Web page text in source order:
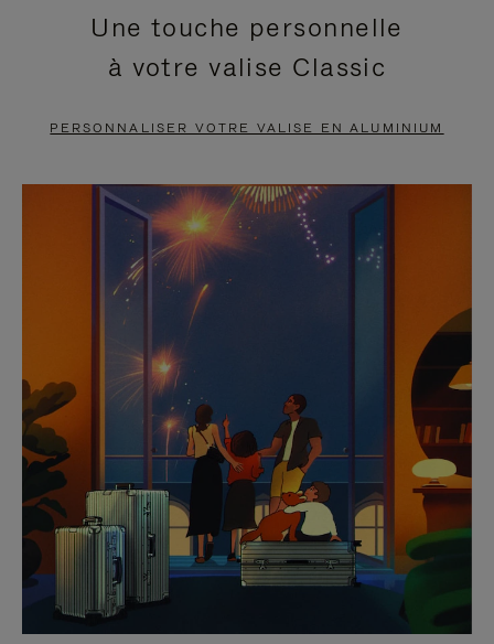
EN
PAUSE,
APPUYEZ
POUR
METTRE
PAUSE
VIDÉO
EST
DÉSACTIVÉ.
CLIQUER
POUR
RÉACTIVER
LE
SON
Une touche personnelle
à votre valise Classic
PERSONNALISER VOTRE VALISE EN ALUMINIUM